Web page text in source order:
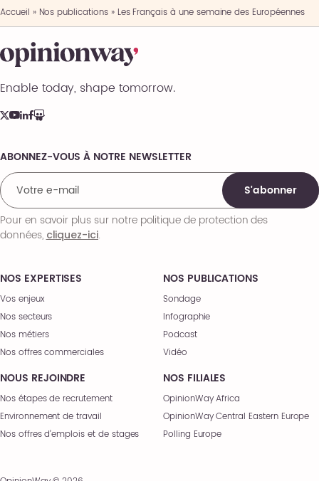
Accueil » Nos publications» Les Français à une semaine des Européennes
Enable today, shape tomorrow.
NOS EXPERTISES
Vos enjeux
Nos secteurs
Nos métiers
Nos offres commerciales
NOS PUBLICATIONS
Sondage
Infographie
Podcast
Vidéo
NOUS REJOINDRE
Nos étapes de recrutement
Environnement de travail
Nos offres d’emplois et de stages
NOS FILIALES
OpinionWay Africa
OpinionWay Central Eastern Europe
Polling Europe
Comments
ABONNEZ-VOUS À NOTRE NEWSLETTER
S'abonner
Pour en savoir plus sur notre politique de protection des
données,cliquez-ici.